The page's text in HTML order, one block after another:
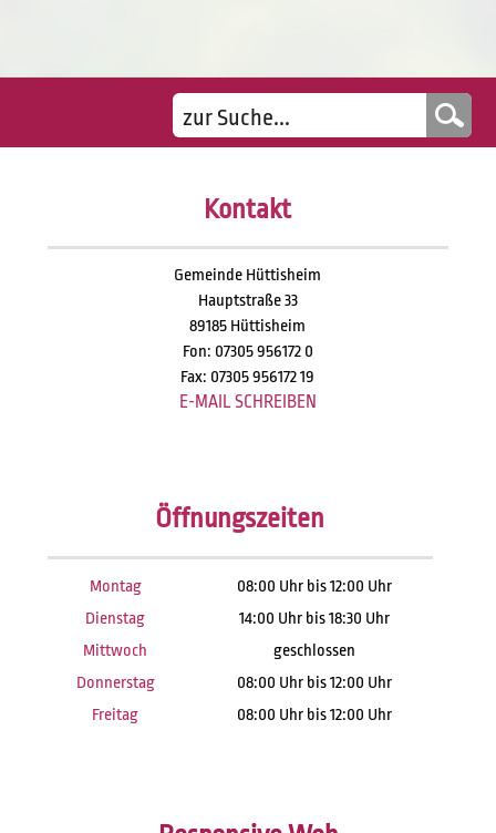
Kontakt
Gemeinde Hüttisheim
Hauptstraße 33
89185 Hüttisheim
Fon: 07305 956172 0
Fax: 07305 956172 19
E-MAIL SCHREIBEN
Öffnungszeiten
Montag
08:00 Uhr bis 12:00 Uhr
Dienstag
14:00 Uhr bis 18:30 Uhr
Mittwoch
geschlossen
Donnerstag
08:00 Uhr bis 12:00 Uhr
Freitag
08:00 Uhr bis 12:00 Uhr